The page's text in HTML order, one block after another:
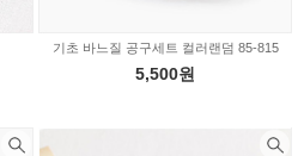
기초 바느질 공구세트 컬러랜덤 85-815
5,500원